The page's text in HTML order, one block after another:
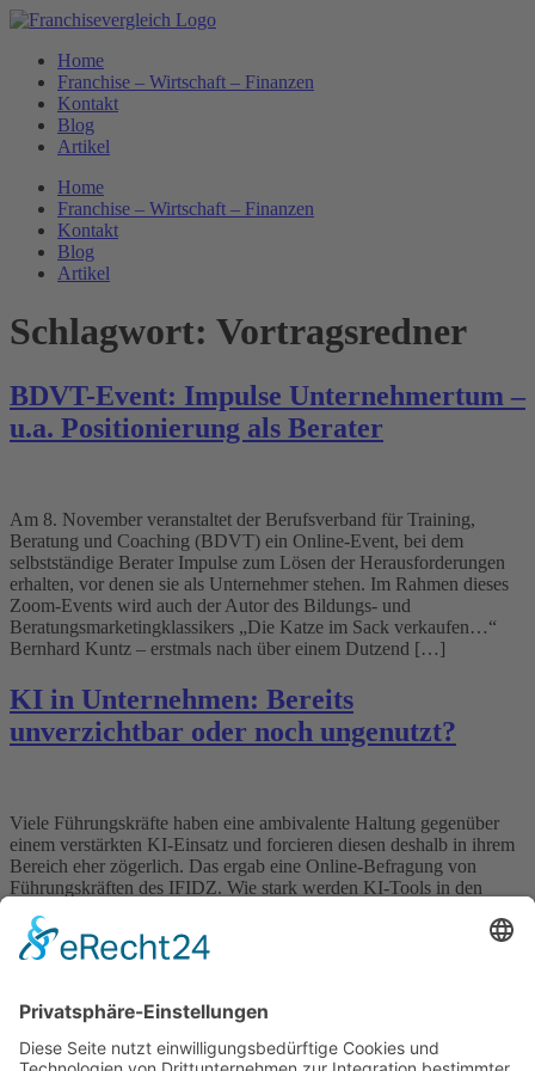
Zum
springenHome
Franchise – Wirtschaft – Finanzen
Kontakt
Blog
Artikel
Home
Franchise – Wirtschaft – Finanzen
Kontakt
Blog
Artikel
Schlagwort: Vortragsredner
BDVT-Event: Impulse Unternehmertum –
u.a. Positionierung als Berater
Am 8. November veranstaltet der Berufsverband für Training,
Beratung und Coaching (BDVT) ein Online-Event, bei dem
selbstständige Berater Impulse zum Lösen der Herausforderungen
erhalten, vor denen sie als Unternehmer stehen. Im Rahmen dieses
Zoom-Events wird auch der Autor des Bildungs- und
Beratungsmarketingklassikers „Die Katze im Sack verkaufen…“
Bernhard Kuntz – erstmals nach über einem Dutzend […]
KI in Unternehmen: Bereits
unverzichtbar oder noch ungenutzt?
Viele Führungskräfte haben eine ambivalente Haltung gegenüber
einem verstärkten KI-Einsatz und forcieren diesen deshalb in ihrem
Bereich eher zögerlich. Das ergab eine Online-Befragung von
Führungskräften des IFIDZ. Wie stark werden KI-Tools in den
Arbeitsalltag schon genutzt und inwieweit erwarten sie, dass sich
durch deren Einsatz die Führungskultur in […]
Impressum